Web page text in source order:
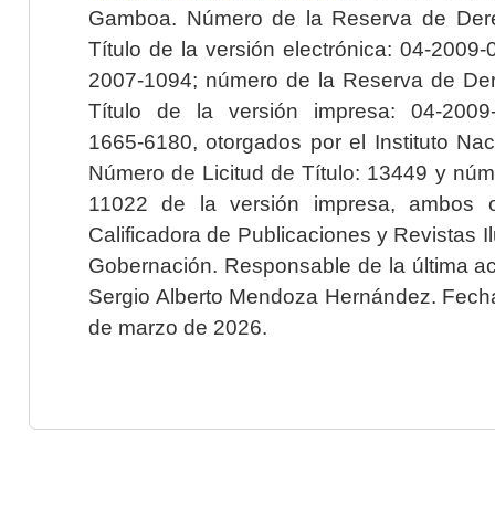
Gamboa. Número de la Reserva de
Título de la versión electrónica: 04-2009-
2007-1094; número de la Reserva de
Título de la versión impresa: 04-2009-
1665-6180, otorgados por el Instituto
Número de Licitud de Título: 13449 y
11022 de la versión impresa, ambos
Calificadora de Publicaciones y Revistas
Gobernación. Responsable de la última
Sergio Alberto Mendoza Hernández.
de marzo de 2026.